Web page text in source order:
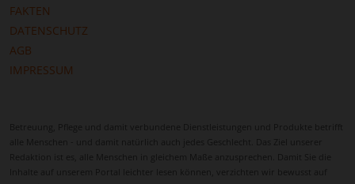
wird sie ein vertrauter Bestandteil des Alltags,
während Angehörige die Sicherheit haben, dass ihr
Familienmitglied gut versorgt ist.
mit der Pflegekraft und aktive Beteiligung am Alltag
des Pflegebedürftigen. So entsteht ein
harmonisches Zusammenspiel von Familie,
FAKTEN
DATENSCHUTZ
AGB
IMPRESSUM
Betreuung, Pflege und damit verbundene Dienstleistungen und Produkte betrifft
alle Menschen - und damit natürlich auch jedes Geschlecht. Das Ziel unserer
Redaktion ist es, alle Menschen in gleichem Maße anzusprechen. Damit Sie die
Inhalte auf unserem Portal leichter lesen können, verzichten wir bewusst auf